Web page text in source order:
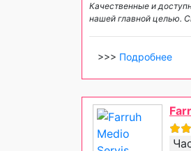
Качественные и
нашей главной целью.
>>> Подробнее